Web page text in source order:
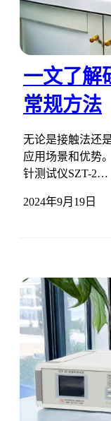
一文了解
常规方法
无论是接触法还
应用场景和优势
针测试仪SZT-2…
2024年9月19日